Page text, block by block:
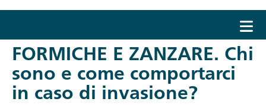
menu
FORMICHE E ZANZARE. Chi
sono e come comportarci
in caso di invasione?